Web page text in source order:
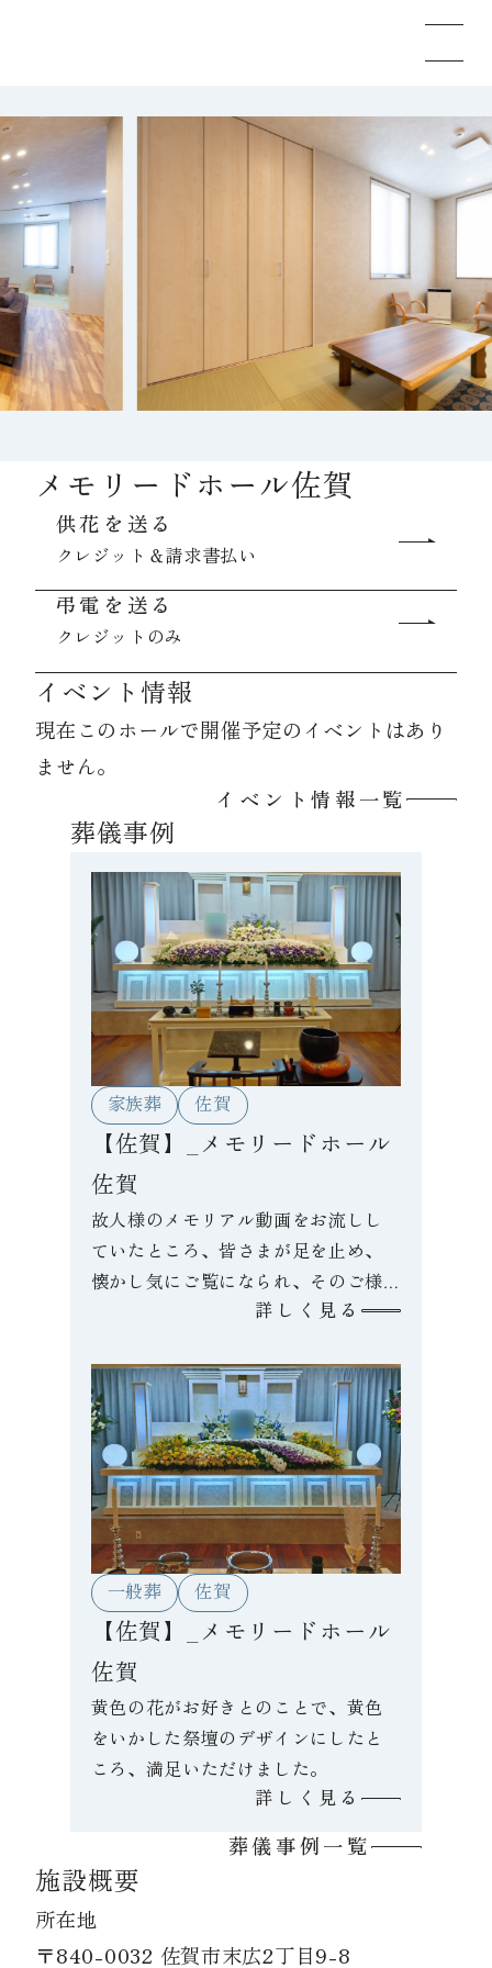
メモリードのお葬式について
葬儀の流れ
事例
施設案内
お知らせ
資料請求
お見積もり
お問合わせ
メモリードホール佐賀
供花を送る
クレジット＆請求書払い
弔電を送る
クレジットのみ
イベント情報
現在このホールで開催予定のイベントはあり
ません。
イベント情報一覧
葬儀事例
家族葬 佐賀
【佐賀】_メモリードホール
佐賀
故人様のメモリアル動画をお流しし
ていたところ、皆さまが足を止め、
懐かし気にご覧になられ、そのご様
子にご遺族も喜んでおられました。
詳しく見る
一般葬 佐賀
【佐賀】_メモリードホール
佐賀
黄色の花がお好きとのことで、黄色
をいかした祭壇のデザインにしたと
ころ、満足いただけました。
詳しく見る
葬儀事例一覧
施設概要
所在地
〒840-0032 佐賀市末広2丁目9-8